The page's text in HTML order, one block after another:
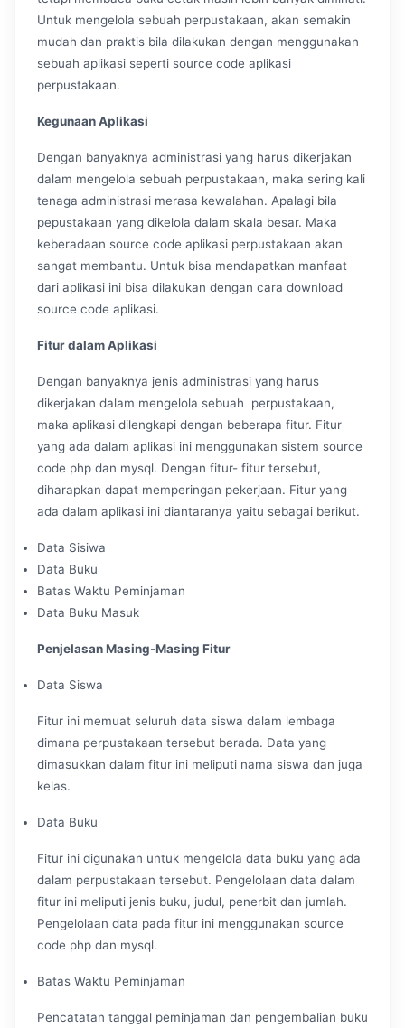
Untuk mengelola sebuah perpustakaan, akan semakin
mudah dan praktis bila dilakukan dengan menggunakan
sebuah aplikasi seperti source code aplikasi
perpustakaan.
Kegunaan Aplikasi
Dengan banyaknya administrasi yang harus dikerjakan
dalam mengelola sebuah perpustakaan, maka sering kali
tenaga administrasi merasa kewalahan. Apalagi bila
pepustakaan yang dikelola dalam skala besar. Maka
keberadaan source code aplikasi perpustakaan akan
sangat membantu. Untuk bisa mendapatkan manfaat
dari aplikasi ini bisa dilakukan dengan cara download
source code aplikasi.
Fitur dalam Aplikasi
Dengan banyaknya jenis administrasi yang harus
dikerjakan dalam mengelola sebuah perpustakaan,
maka aplikasi dilengkapi dengan beberapa fitur. Fitur
yang ada dalam aplikasi ini menggunakan sistem source
code php dan mysql. Dengan fitur- fitur tersebut,
diharapkan dapat memperingan pekerjaan. Fitur yang
ada dalam aplikasi ini diantaranya yaitu sebagai berikut.
Data Sisiwa
Data Buku
Batas Waktu Peminjaman
Data Buku Masuk
Penjelasan Masing-Masing Fitur
Data Siswa
Fitur ini memuat seluruh data siswa dalam lembaga
dimana perpustakaan tersebut berada. Data yang
dimasukkan dalam fitur ini meliputi nama siswa dan juga
kelas.
Data Buku
Fitur ini digunakan untuk mengelola data buku yang ada
dalam perpustakaan tersebut. Pengelolaan data dalam
fitur ini meliputi jenis buku, judul, penerbit dan jumlah.
Pengelolaan data pada fitur ini menggunakan source
code php dan mysql.
Batas Waktu Peminjaman
Pencatatan tanggal peminjaman dan pengembalian buku